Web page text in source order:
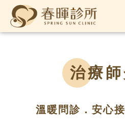
治療
溫暖問診．安心